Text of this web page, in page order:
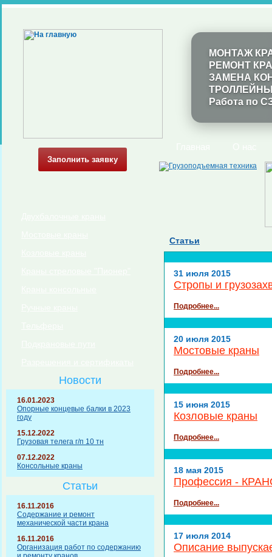
МОНТАЖ
РЕМОНТ
ЗАМЕНА
Работа по
Заполнить заявку
Новости
16.01.2023
Опорные концевые балки в 2023
году
15.12.2022
Грузовая телега г/п 10 тн
07.12.2022
Консольные краны
Статьи
16.11.2016
Содержание и ремонт
механической части крана
16.11.2016
Организация работ по содержанию
Статьи
31 июля 2015
Стропы и
Подробнее...
20 июля 2015
Мостовые краны
Подробнее...
15 июня 2015
Козловые краны
Подробнее...
18 мая 2015
Профессия -
Подробнее...
17 июля 2014
Описание